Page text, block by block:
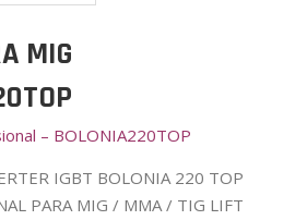
MIG
– BOLONIA220TOP
IGBT BOLONIA 220 TOP
PARA MIG / MMA / TIG LIFT